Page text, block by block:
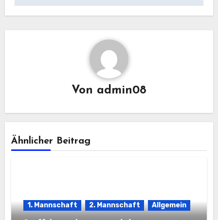
Von admin08
Ähnlicher Beitrag
1. Mannschaft 2. Mannschaft Allgemein